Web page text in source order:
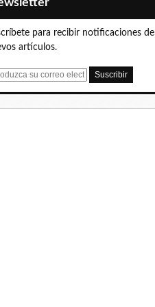
para recibir notificaciones de
artículos.